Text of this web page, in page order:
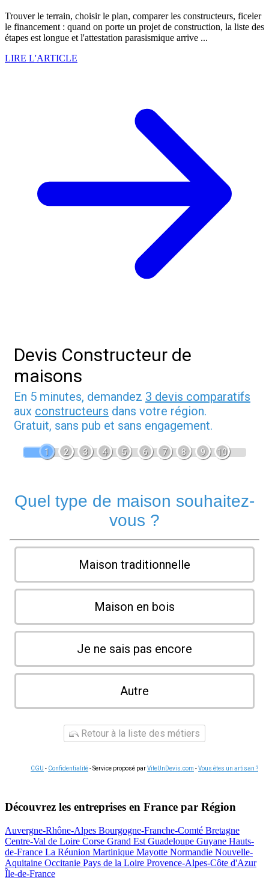
Trouver le terrain, choisir le plan, comparer les constructeurs, ficeler
le financement : quand on porte un projet de construction, la liste des
étapes est longue et l'attestation parasismique arrive ...
LIRE L'ARTICLE
Devis Constructeur de
maisons
En 5 minutes, demandez 3 devis comparatifs
aux constructeurs dans votre région.
Gratuit, sans pub et sans engagement.
1 2 3 4 5 6 7 8 9 10
Quel type de maison souhaitez-
vous ?
Maison traditionnelle
Maison en bois
Je ne sais pas encore
Autre
Retour à la liste des métiers
CGU - Confidentialité- Service proposé parViteUnDevis.com -Vous êtes un artisan ?
Découvrez les entreprises en France par Région
Auvergne-Rhône-Alpes Bourgogne-Franche-Comté Bretagne
Centre-Val de Loire Corse Grand Est Guadeloupe Guyane Hauts-
de-France La Réunion Martinique Mayotte Normandie Nouvelle-
Aquitaine Occitanie Pays de la Loire Provence-Alpes-Côte d'Azur
Île-de-France